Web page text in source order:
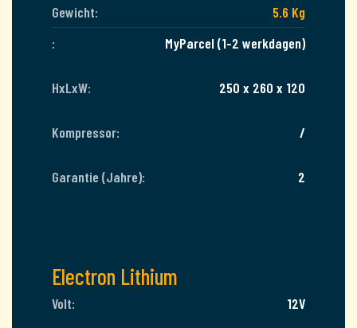
Gewicht:
5.6 Kg
:
MyParcel (1-2 werkdagen)
HxLxW: 250 x 260 x 120
Kompressor: /
Garantie (Jahre): 2
Electron Lithium
Volt: 12V